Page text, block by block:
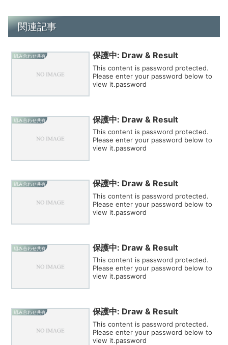
関連記事
組み合わせ共有 保護中: Draw & Result
This content is password protected.
Please enter your password below to
view it.password
組み合わせ共有 保護中: Draw & Result
This content is password protected.
Please enter your password below to
view it.password
組み合わせ共有 保護中: Draw & Result
This content is password protected.
Please enter your password below to
view it.password
組み合わせ共有 保護中: Draw & Result
This content is password protected.
Please enter your password below to
view it.password
組み合わせ共有 保護中: Draw & Result
This content is password protected.
Please enter your password below to
view it.password